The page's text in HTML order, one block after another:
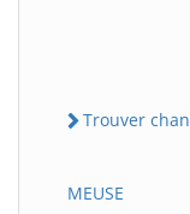
Trouver
MEUSE